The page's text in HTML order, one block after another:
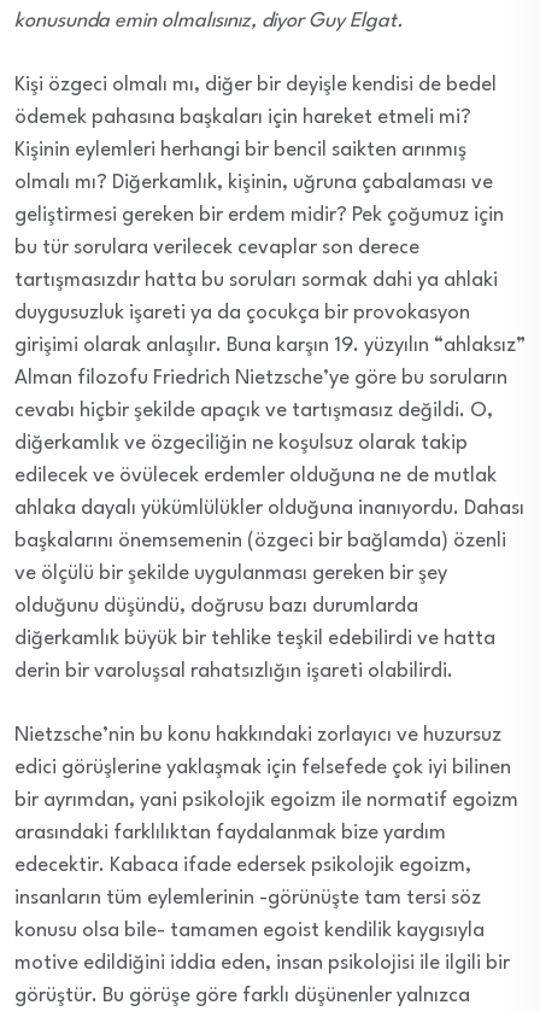
konusunda emin olmalısınız, diyor Guy Elgat.
Kişi özgeci olmalı mı, diğer bir deyişle kendisi de bedel
ödemek pahasına başkaları için hareket etmeli mi?
Kişinin eylemleri herhangi bir bencil saikten arınmış
olmalı mı? Diğerkamlık, kişinin, uğruna çabalaması ve
geliştirmesi gereken bir erdem midir? Pek çoğumuz için
bu tür sorulara verilecek cevaplar son derece
tartışmasızdır hatta bu soruları sormak dahi ya ahlaki
duygusuzluk işareti ya da çocukça bir provokasyon
girişimi olarak anlaşılır. Buna karşın 19. yüzyılın “ahlaksız”
Alman filozofu Friedrich Nietzsche’ye göre bu soruların
cevabı hiçbir şekilde apaçık ve tartışmasız değildi. O,
diğerkamlık ve özgeciliğin ne koşulsuz olarak takip
edilecek ve övülecek erdemler olduğuna ne de mutlak
ahlaka dayalı yükümlülükler olduğuna inanıyordu. Dahası
başkalarını önemsemenin (özgeci bir bağlamda) özenli
ve ölçülü bir şekilde uygulanması gereken bir şey
olduğunu düşündü, doğrusu bazı durumlarda
diğerkamlık büyük bir tehlike teşkil edebilirdi ve hatta
derin bir varoluşsal rahatsızlığın işareti olabilirdi.
Nietzsche’nin bu konu hakkındaki zorlayıcı ve huzursuz
edici görüşlerine yaklaşmak için felsefede çok iyi bilinen
bir ayrımdan, yani psikolojik egoizm ile normatif egoizm
arasındaki farklılıktan faydalanmak bize yardım
edecektir. Kabaca ifade edersek psikolojik egoizm,
insanların tüm eylemlerinin -görünüşte tam tersi söz
konusu olsa bile- tamamen egoist kendilik kaygısıyla
motive edildiğini iddia eden, insan psikolojisi ile ilgili bir
görüştür. Bu görüşe göre farklı düşünenler yalnızca